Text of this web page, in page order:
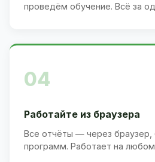
проведём обучение. Всё за
04
Работайте из браузера
Все отчёты — через браузер,
программ. Работает на любом